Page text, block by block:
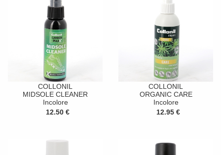
COLLONIL
MIDSOLE CLEANER
Incolore
12.50 €
COLLONIL
ORGANIC CARE
Incolore
12.95 €